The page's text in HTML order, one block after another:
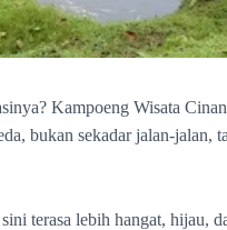
Kampoeng Wisata
bukan sekadar jalan-jalan,
terasa lebih hangat, hijau,